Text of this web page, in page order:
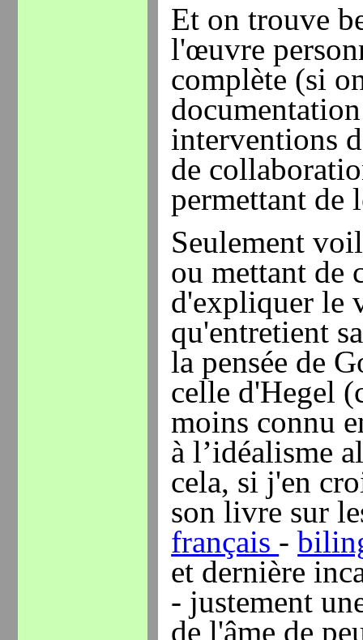
Et on trouve
l'œuvre
complète (si
interventions
de
permettant de
Seulement
ou mettant de
d'expliquer le
qu'entretient
la pensée de
celle d'Hegel
moins connu
à l’idéalisme
cela, si j'en
son livre sur
français -
et dernière
- justement
de l'âme de